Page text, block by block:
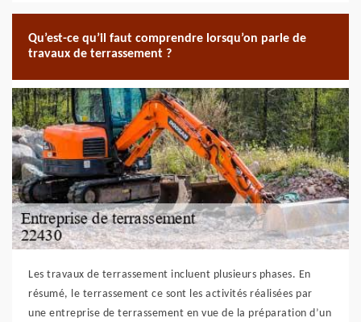
Qu’est-ce qu’il faut comprendre lorsqu’on parle de
travaux de terrassement ?
Les travaux de terrassement incluent plusieurs phases. En
résumé, le terrassement ce sont les activités réalisées par
une entreprise de terrassement en vue de la préparation d’un